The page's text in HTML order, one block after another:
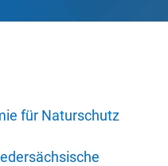
für Naturschutz